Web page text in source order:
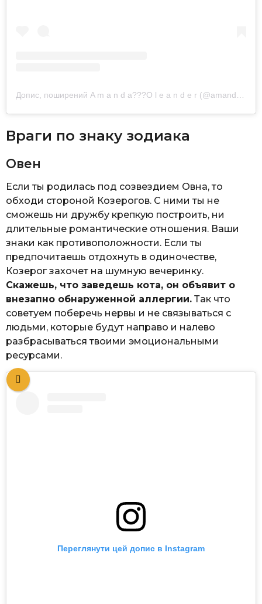
Враги по знаку зодиака
Овен
Если ты родилась под созвездием Овна, то
обходи стороной Козерогов. С ними ты не
сможешь ни дружбу крепкую построить, ни
длительные романтические отношения. Ваши
знаки как противоположности. Если ты
предпочитаешь отдохнуть в одиночестве,
Козерог захочет на шумную вечеринку.
Скажешь, что заведешь кота, он объявит о
внезапно обнаруженной аллергии. Так что
советуем поберечь нервы и не связываться с
людьми, которые будут направо и налево
разбрасываться твоими эмоциональными
ресурсами.
Переглянути цей допис в Instagram